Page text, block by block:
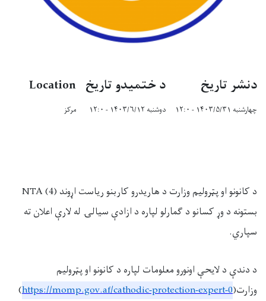
دنشر تاریخ
چهارشنبه ۱۴۰۳/۵/۳۱ - ۱۲:۰
د ختمیدو تاریخ
دوشنبه ۱۴۰۳/۶/۱۲ - ۱۲:۰
Location
مرکز
د کانونو او پټرولیم وزارت د هاریدرو کاربنو ریاست اړوند (4)
NTA
بستونه د وړ کسانو د ګمارلو لپاره د ازادې سیالۍ له لارې اعلان ته
سپاري.
د دندې د لایحې اونورو معلومات لپاره د کانونو او پټرولیم
وزارت(https://momp.gov.af/cathodic-protection-expert-0
)